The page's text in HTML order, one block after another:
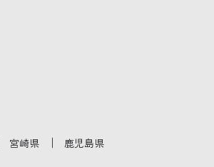
宮崎県 ｜
鹿児島県